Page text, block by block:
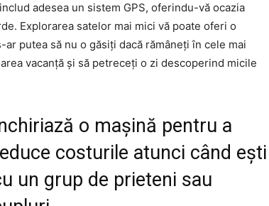
adesea un sistem GPS, oferindu-vă ocazia
Explorarea satelor mai mici vă poate oferi o
putea să nu o găsiți dacă rămâneți în cele mai
vacanță și să petreceți o zi descoperind micile
o mașină pentru a
costurile atunci când ești
un grup de prieteni sau